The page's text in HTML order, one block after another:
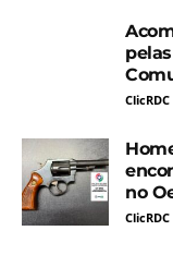
ClicRDC
no
ClicRDC